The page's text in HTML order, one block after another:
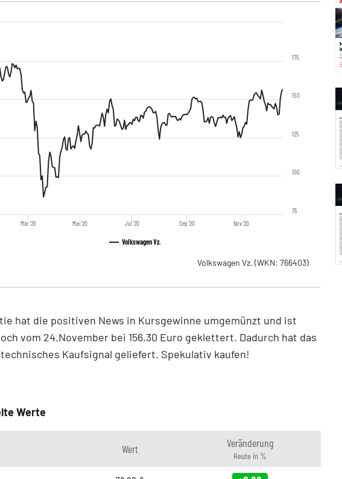
Volkswagen Vz.
Mär '20 Mai '20 Jul '20 Sep '20 Nov '20
75
100
125
150
175
Volkswagen Vz. (WKN: 766403)
hat die positiven News in Kursgewinne umgemünzt und ist
vom 24.November bei 156,30 Euro geklettert. Dadurch hat das
Kaufsignal geliefert. Spekulativ kaufen!
Werte
Wert Veränderung
Heute in %